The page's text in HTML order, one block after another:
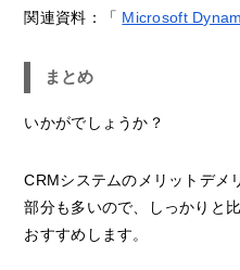
関連資料：「 Microsoft
まとめ
いかがでしょうか？
CRMシステムのメリットデメ
部分も多いので、しっかりと
おすすめします。